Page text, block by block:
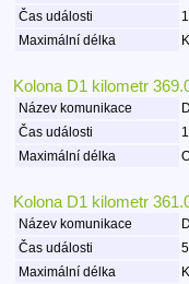
Čas události
Maximální délka
Kolona D1 kilometr
Název komunikace
Čas události
Maximální délka
Kolona D1 kilometr
Název komunikace
Čas události
Maximální délka